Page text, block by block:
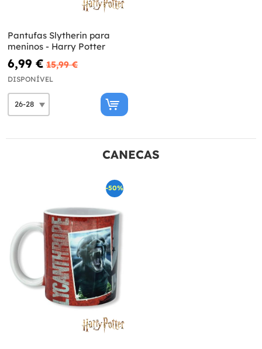
Pantufas Slytherin para
meninos - Harry Potter
6,99 € 15,99 €
DISPONÍVEL
CANECAS
-50%